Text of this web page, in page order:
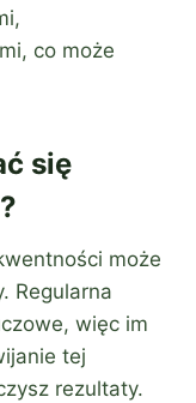
co może
się
może
Regularna
więc im
tej
rezultaty.